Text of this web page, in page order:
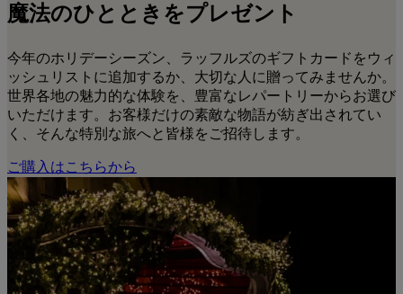
魔法のひとときをプレゼント
今年のホリデーシーズン、ラッフルズのギフトカードをウィ
ッシュリストに追加するか、大切な人に贈ってみませんか。
世界各地の魅力的な体験を、豊富なレパートリーからお選び
いただけます。お客様だけの素敵な物語が紡ぎ出されてい
く、そんな特別な旅へと皆様をご招待します。
ご購入はこちらから